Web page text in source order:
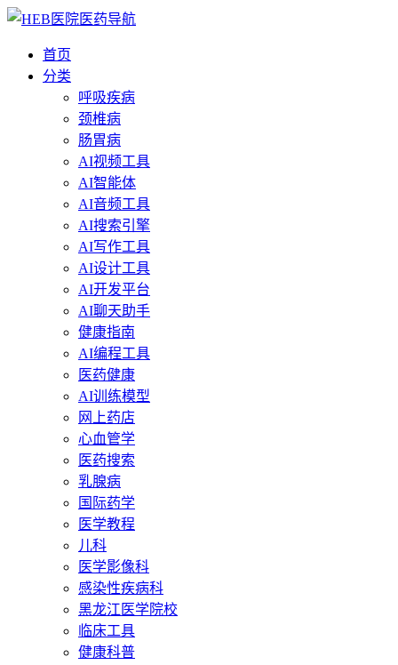
首页
分类
呼吸疾病
颈椎病
肠胃病
AI视频工具
AI智能体
AI音频工具
AI搜索引擎
AI写作工具
AI设计工具
AI开发平台
AI聊天助手
健康指南
AI编程工具
医药健康
AI训练模型
网上药店
心血管学
医药搜索
乳腺病
国际药学
医学教程
儿科
医学影像科
感染性疾病科
黑龙江医学院校
临床工具
健康科普